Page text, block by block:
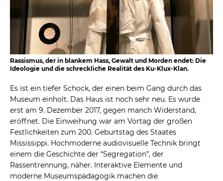
Rassismus, der in blankem Hass, Gewalt und Morden endet: Die
Ideologie und die schreckliche Realität des Ku-Klux-Klan.
Es ist ein tiefer Schock, der einen beim Gang durch das
Museum einholt. Das Haus ist noch sehr neu. Es wurde
erst am 9. Dezember 2017, gegen manch Widerstand,
eröffnet. Die Einweihung war am Vortag der großen
Festlichkeiten zum 200. Geburtstag des Staates
Mississippi. Hochmoderne audiovisuelle Technik bringt
einem die Geschichte der “Segregation”, der
Rassentrennung, näher. Interaktive Elemente und
moderne Museumspädagogik machen die